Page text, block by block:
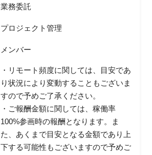
業務委託
プロジェクト管理
メンバー
・リモート頻度に関しては、目安であ
り状況により変動することもございま
すので予めご了承ください。
・ご報酬金額に関しては、稼働率
100%参画時の報酬となります。ま
た、あくまで目安となる金額であり上
下する可能性もございますので予めご